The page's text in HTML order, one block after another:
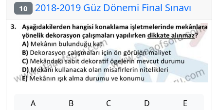
10 2018-2019 Güz Dönemi Final Sınavı
A B C D E